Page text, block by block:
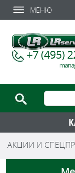
МЕНЮ
+7 (495)
АКЦИИ И